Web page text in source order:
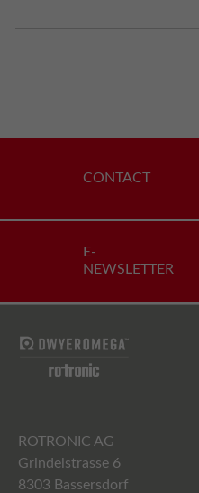
CONTACT
E-
NEWSLETTER
ROTRONIC AG
Grindelstrasse 6
8303 Bassersdorf